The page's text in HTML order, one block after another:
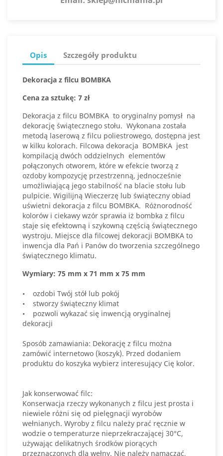
Opis Szczegóły produktu
Dekoracja z filcu BOMBKA
Cena za sztukę: 7 zł
Dekoracja z filcu BOMBKA to oryginalny pomysł na
dekorację świątecznego stołu. Wykonana została
metodą laserową z filcu poliestrowego, dostępna jest
w kilku kolorach. Filcowa dekoracja BOMBKA jest
kompilacją dwóch oddzielnych elementów
połączonych otworem, które w efekcie tworzą z
ozdoby kompozycję przestrzenną, jednocześnie
umożliwiającą jego stabilność na blacie stołu lub
pulpicie. Wigilijną Wieczerzę lub świąteczny obiad
uświetni dekoracja z filcu BOMBKA. Różnorodność
kolorów i ciekawy wzór sprawia iż bombka z filcu
staje się efektowną i szykowną częścią świątecznego
wystroju. Miejsce dla filcowej dekoracji BOMBKA to
inwencja dla Pań i Panów do tworzenia szczególnego
świątecznego klimatu.
Wymiary: 75 mm x 71 mm x 75 mm
• ozdobi Twój stół lub pokój
• stworzy świąteczny klimat
• pozwoli wykazać się inwencją oryginalnej
dekoracji
Sposób zamawiania: Dekorację z filcu można
zamówić internetowo (koszyk). Przed dodaniem
produktu do koszyka wybierz interesujący Cię kolor.
Jak konserwować filc:
Konserwacja rzeczy wykonanych z filcu jest prosta i
niewiele różni się od pielęgnacji wyrobów
wełnianych. Wyroby z filcu należy prać ręcznie w
wodzie o temperaturze nieprzekraczającej 30°C,
używając delikatnych środków piorących
przeznaczonych dla wełny. Nie należy namaczać,